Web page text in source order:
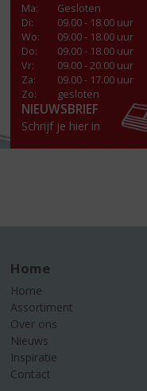
Ma:
Gesloten
Di:
09.00 - 18.00 uur
Wo:
09.00 - 18.00 uur
Do:
09.00 - 18.00 uur
Vr:
09.00 - 20.00 uur
Za:
09.00 - 17.00 uur
Zo:
gesloten
NIEUWSBRIEF
Schrijf je hier in
Home
Home
Assortiment
Over ons
Nieuws
Inspiratie
Contact